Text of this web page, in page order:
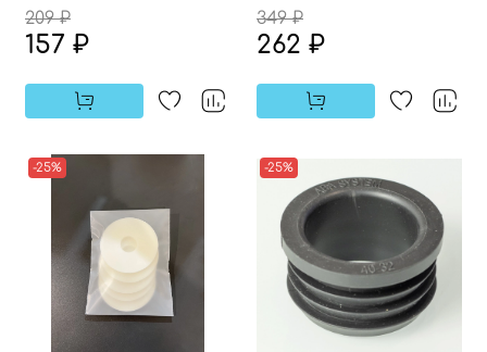
209 ₽
157 ₽
349 ₽
262 ₽
-25% -25%